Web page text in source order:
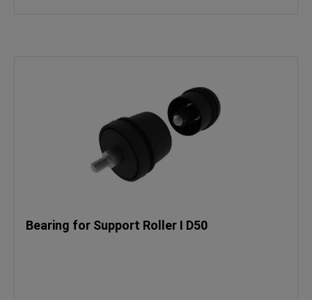
Bearing for Support Roller I D50